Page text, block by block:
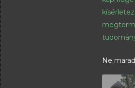
Ne